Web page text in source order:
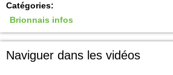
Catégories:
Brionnais infos
Naviguer dans les vidéos